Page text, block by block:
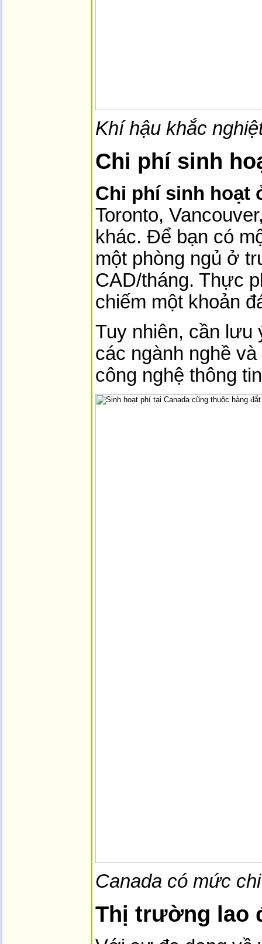
Khí hậu khắc
Chi phí sinh
Chi phí sinh hoạt
Toronto,
khác. Để bạn có
một phòng ngủ ở
CAD/tháng. Thực
chiếm một khoản
Tuy nhiên, cần
các ngành nghề
công nghệ thông
Canada có mức
Thị trường lao